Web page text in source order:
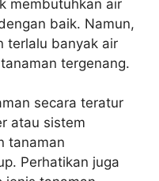
membutuhkan air
baik. Namun,
terlalu banyak air
tergenang.
secara teratur
atau sistem
tanaman
Perhatikan juga